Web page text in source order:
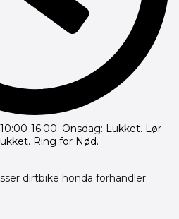
16.00. Onsdag: Lukket. Lør-
Ring for Nød.